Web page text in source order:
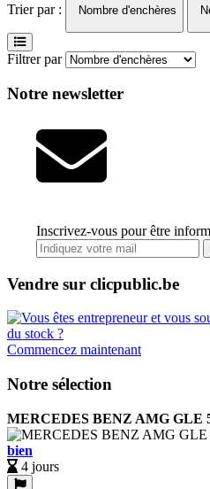
Trier par :
Nombre d'enchères
Filtrer par
Notre newsletter
Inscrivez-vous pour être
Vendre sur clicpublic.be
Commencez maintenant
Notre sélection
MERCEDES BENZ AMG GLE
bien
4 jours